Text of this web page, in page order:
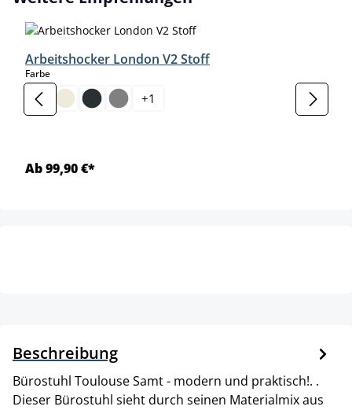
Arbeitshocker London V2 Stoff
Farbeauswählen
+1
Ab 99,90 €*
Beschreibung
Bürostuhl Toulouse Samt - modern und praktisch!. .
Dieser Bürostuhl sieht durch seinen Materialmix aus